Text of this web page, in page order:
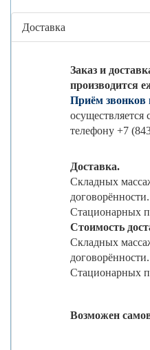
Доставка
Заказ и
производится
Приём звонков
осуществляется
телефону +7
Доставка.
Складных
договорённости.
Стационарных
Стоимость
Складных
договорённости.
Стационарных
Возможен